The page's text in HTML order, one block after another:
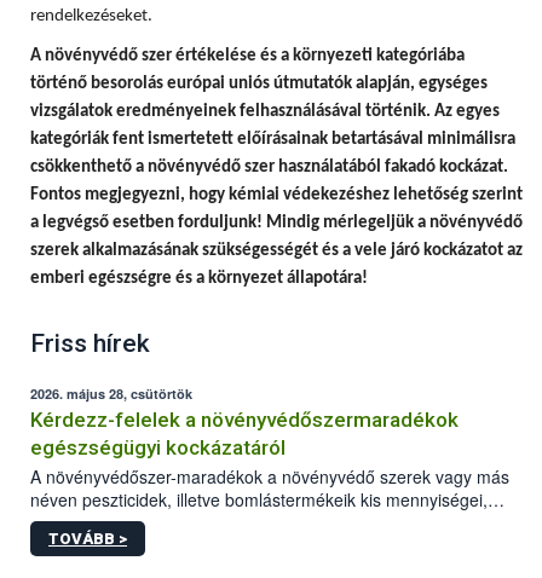
rendelkezéseket.
A növényvédő szer értékelése és a környezeti kategóriába
történő besorolás európai uniós útmutatók alapján, egységes
vizsgálatok eredményeinek felhasználásával történik. Az egyes
kategóriák fent ismertetett előírásainak betartásával minimálisra
csökkenthető a növényvédő szer használatából fakadó kockázat.
Fontos megjegyezni, hogy kémiai védekezéshez lehetőség szerint
a legvégső esetben forduljunk! Mindig mérlegeljük a növényvédő
szerek alkalmazásának szükségességét és a vele járó kockázatot az
emberi egészségre és a környezet állapotára!
Friss hírek
2026. május 28, csütörtök
Kérdezz-felelek a növényvédőszermaradékok
egészségügyi kockázatáról
A növényvédőszer-maradékok a növényvédő szerek vagy más
néven peszticidek, illetve bomlástermékeik kis mennyiségei,
melyek a terményekben vagy azok felületén a betakarítást,
szüretelést, illetve tárolást követően is megmaradhatnak. Az
TOVÁBB >